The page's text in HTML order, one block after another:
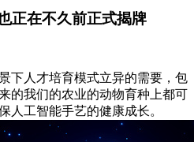
正在不久前正式揭牌​
人才培育模式立异的需要，包
的我们的农业的动物育种上都可
人工智能手艺的健康成长。